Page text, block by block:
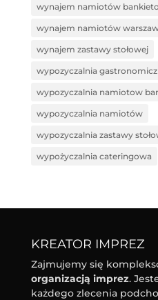
wynajem namiotów
wynajem namiotów
wynajem zastawy stołowej
wypozyczalnia
wypozyczalnia namiotow
wypozyczalnia namiotów
wypozyczalnia zastawy
wypożyczalnia cateringowa
KREATOR IMPREZ
Zajmujemy się
organizacją imprez.
każdego zlecenia